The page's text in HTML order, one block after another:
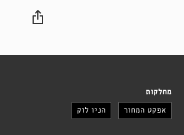
מחלקות
אפקט המחוך הניו לוק